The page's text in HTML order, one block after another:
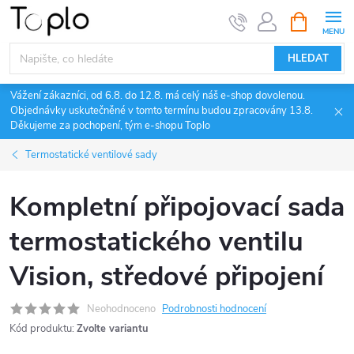
Přejít
obsah
HLEDAT
NÁKUPNÍ
KOŠÍK
Vážení zákazníci, od 6.8. do 12.8. má celý náš e-shop dovolenou.
Objednávky uskutečněné v tomto termínu budou zpracovány 13.8.
Děkujeme za pochopení, tým e-shopu Toplo
Termostatické ventilové sady
Kompletní připojovací sada
termostatického ventilu
Vision, středové připojení
Neohodnoceno Podrobnosti hodnocení
Kód produktu: Zvolte variantu